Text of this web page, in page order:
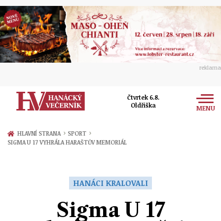
reklama
Čtvrtek 6.8.
Oldřiška
MENU
Zprávy
HLAVNÍ STRANA › SPORT ›
SIGMA U 17 VYHRÁLA HARAŠTŮV MEMORIÁL
HANÁCI KRALOVALI
Sigma U 17